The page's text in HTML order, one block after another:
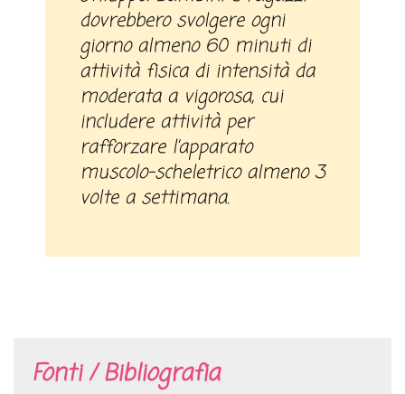
dovrebbero svolgere ogni
giorno almeno 60 minuti di
attività fisica di intensità da
moderata a vigorosa, cui
includere attività per
rafforzare l’apparato
muscolo-scheletrico almeno 3
volte a settimana.
Fonti / Bibliografia